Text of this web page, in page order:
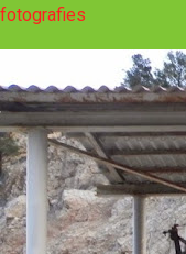
fotografies